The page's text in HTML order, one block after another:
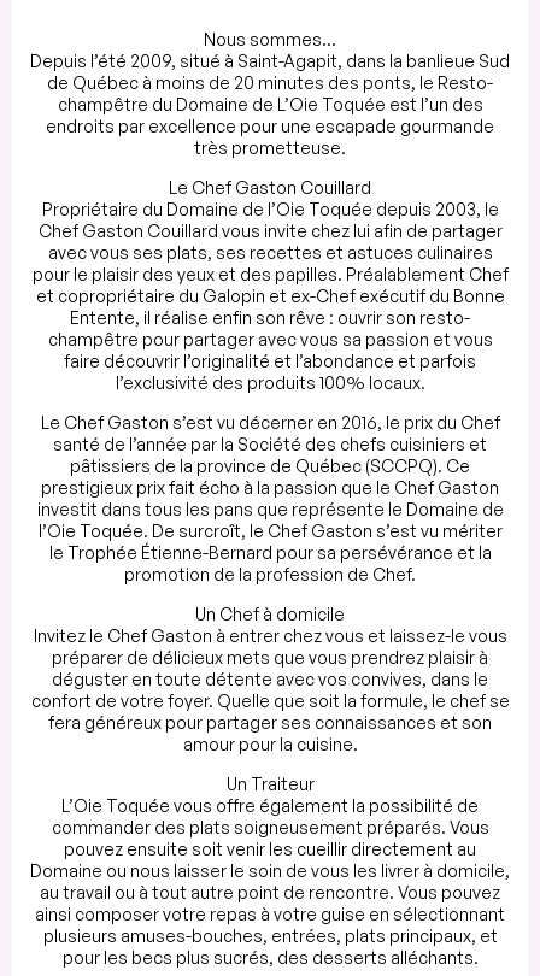
Nous sommes…
Depuis l’été 2009, situé à Saint-Agapit, dans la banlieue Sud
de Québec à moins de 20 minutes des ponts, le Resto-
champêtre du Domaine de L’Oie Toquée est l’un des
endroits par excellence pour une escapade gourmande
très prometteuse.
Le Chef Gaston Couillard
Propriétaire du Domaine de l’Oie Toquée depuis 2003, le
Chef Gaston Couillard vous invite chez lui afin de partager
avec vous ses plats, ses recettes et astuces culinaires
pour le plaisir des yeux et des papilles. Préalablement Chef
et copropriétaire du Galopin et ex-Chef exécutif du Bonne
Entente, il réalise enfin son rêve : ouvrir son resto-
champêtre pour partager avec vous sa passion et vous
faire découvrir l’originalité et l’abondance et parfois
l’exclusivité des produits 100% locaux.
Le Chef Gaston s’est vu décerner en 2016, le prix du Chef
santé de l’année par la Société des chefs cuisiniers et
pâtissiers de la province de Québec (SCCPQ). Ce
prestigieux prix fait écho à la passion que le Chef Gaston
investit dans tous les pans que représente le Domaine de
l’Oie Toquée. De surcroît, le Chef Gaston s’est vu mériter
le Trophée Étienne-Bernard pour sa persévérance et la
promotion de la profession de Chef.
Un Chef à domicile
Invitez le Chef Gaston à entrer chez vous et laissez-le vous
préparer de délicieux mets que vous prendrez plaisir à
déguster en toute détente avec vos convives, dans le
confort de votre foyer. Quelle que soit la formule, le chef se
fera généreux pour partager ses connaissances et son
amour pour la cuisine.
Un Traiteur
L’Oie Toquée vous offre également la possibilité de
commander des plats soigneusement préparés. Vous
pouvez ensuite soit venir les cueillir directement au
Domaine ou nous laisser le soin de vous les livrer à domicile,
au travail ou à tout autre point de rencontre. Vous pouvez
ainsi composer votre repas à votre guise en sélectionnant
plusieurs amuses-bouches, entrées, plats principaux, et
pour les becs plus sucrés, des desserts alléchants.